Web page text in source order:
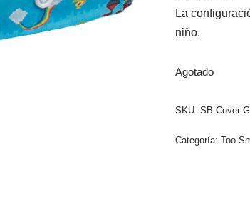
La
niño.
Agotado
SKU: SB-Cover-
Categoría: Too